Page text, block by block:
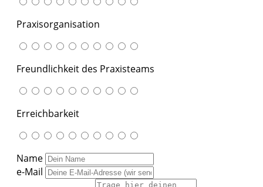
Praxisorganisation
Freundlichkeit des Praxisteams
Erreichbarkeit
Name
e-Mail